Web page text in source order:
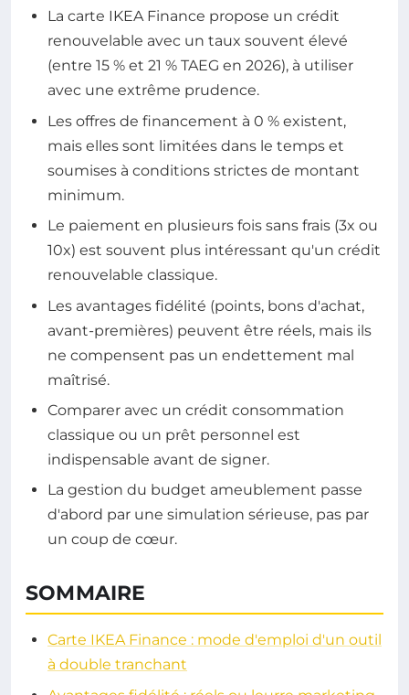
La carte IKEA Finance propose un crédit
renouvelable avec un taux souvent élevé
(entre 15 % et 21 % TAEG en 2026), à utiliser
avec une extrême prudence.
Les offres de financement à 0 % existent,
mais elles sont limitées dans le temps et
soumises à conditions strictes de montant
minimum.
Le paiement en plusieurs fois sans frais (3x ou
10x) est souvent plus intéressant qu'un crédit
renouvelable classique.
Les avantages fidélité (points, bons d'achat,
avant-premières) peuvent être réels, mais ils
ne compensent pas un endettement mal
maîtrisé.
Comparer avec un crédit consommation
classique ou un prêt personnel est
indispensable avant de signer.
La gestion du budget ameublement passe
d'abord par une simulation sérieuse, pas par
un coup de cœur.
SOMMAIRE
Carte IKEA Finance : mode d'emploi d'un outil
à double tranchant